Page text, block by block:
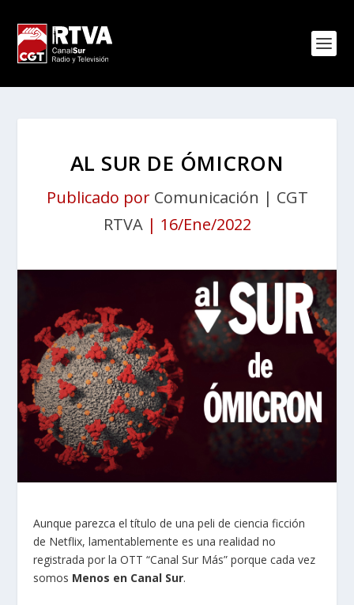
AL SUR DE ÓMICRON
Publicado por Comunicación | CGT
RTVA| 16/Ene/2022
Aunque parezca el título de una peli de ciencia ficción
de Netflix, lamentablemente es una realidad no
registrada por la OTT “Canal Sur Más” porque cada vez
somos Menos en Canal Sur.